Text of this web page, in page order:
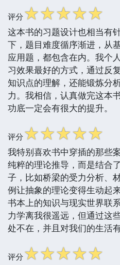
评分☆☆☆☆☆
这本书的习题设计也相当有
下，题目难度循序渐进，从
应用题，都包含在内。我个
习效果最好的方式，通过反
知识点的理解，还能锻炼分
力。我相信，认真做完这本
功底一定会有很大的提升。
评分☆☆☆☆☆
我特别喜欢书中穿插的那些
纯粹的理论推导，而是结合
子，比如桥梁的受力分析、
例让抽象的理论变得生动起
书本上的知识与现实世界联
力学离我很遥远，但通过这
处不在，并且对我们的生活
评分☆☆☆☆☆